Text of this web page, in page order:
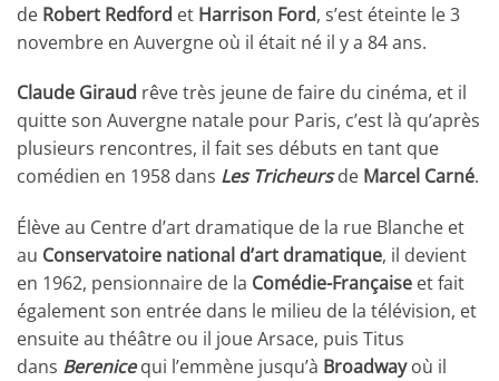
de Robert Redford et Harrison Ford, s’est éteinte le 3
novembre en Auvergne où il était né il y a 84 ans.
Claude Giraud rêve très jeune de faire du cinéma, et il
quitte son Auvergne natale pour Paris, c’est là qu’après
plusieurs rencontres, il fait ses débuts en tant que
comédien en 1958 dans Les Tricheursde Marcel Carné.
Élève au Centre d’art dramatique de la rue Blanche et
au Conservatoire national d’art dramatique, il devient
en 1962, pensionnaire de la Comédie-Française et fait
également son entrée dans le milieu de la télévision, et
ensuite au théâtre ou il joue Arsace, puis Titus
dans Berenicequi l’emmène jusqu’à Broadwayoù il